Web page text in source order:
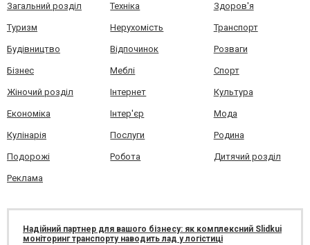
Загальний розділ Техніка Здоров'я
Туризм Нерухомість Транспорт
Будівництво Відпочинок Розваги
Бізнес Меблі Спорт
Жіночий розділ Інтернет Культура
Економіка Інтер'єр Мода
Кулінарія Послуги Родина
Подорожі Робота Дитячий розділ
Реклама
Надійний партнер для вашого бізнесу: як комплексний Slidkui
моніторинг транспорту наводить лад у логістиці